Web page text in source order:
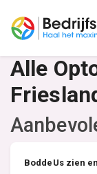
Alle
BoddeUs zien